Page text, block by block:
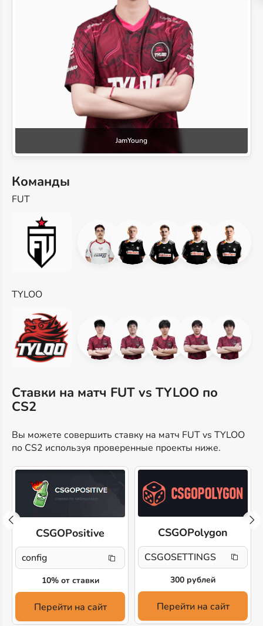
JamYoung
Команды
FUT
TYLOO
Ставки на матч FUT vs TYLOO по
CS2
Вы можете совершить ставку на матч FUT vs TYLOO
по CS2 используя проверенные проекты ниже.
CSGOPositive
config
10% от ставки
Перейти на сайт
CSGOPolygon
CSGOSETTINGS
300 рублей
Перейти на сайт